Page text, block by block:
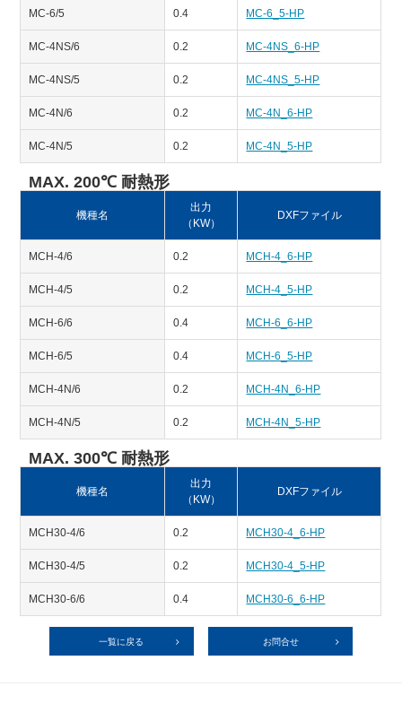
MC-6/5 0.4 MC-6_5-HP
MC-4NS/6 0.2 MC-4NS_6-HP
MC-4NS/5 0.2 MC-4NS_5-HP
MC-4N/6 0.2 MC-4N_6-HP
MC-4N/5 0.2 MC-4N_5-HP
MAX. 200℃ 耐熱形
機種名
出力
（KW）
DXFファイル
MCH-4/6 0.2 MCH-4_6-HP
MCH-4/5 0.2 MCH-4_5-HP
MCH-6/6 0.4 MCH-6_6-HP
MCH-6/5 0.4 MCH-6_5-HP
MCH-4N/6 0.2 MCH-4N_6-HP
MCH-4N/5 0.2 MCH-4N_5-HP
MAX. 300℃ 耐熱形
機種名
出力
（KW）
DXFファイル
MCH30-4/6 0.2 MCH30-4_6-HP
MCH30-4/5 0.2 MCH30-4_5-HP
MCH30-6/6 0.4 MCH30-6_6-HP
一覧に戻る お問合せ